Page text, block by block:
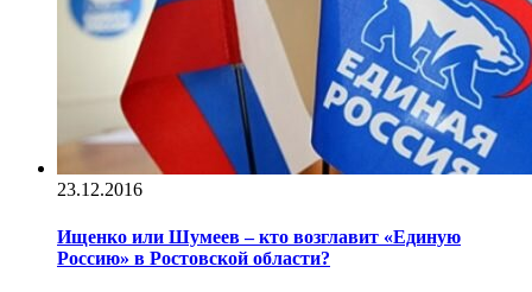
23.12.2016
Ищенко или Шумеев – кто возглавит «Единую
Россию» в Ростовской области?